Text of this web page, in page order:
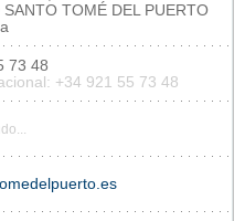
TOMÉ DEL PUERTO
73 48
+34 921 55 73 48